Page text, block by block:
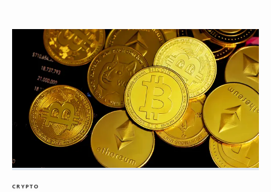
CRYPTO